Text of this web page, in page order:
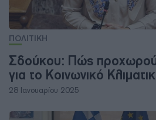
ΠΟΛΙΤΙΚΗ
Σδούκου: Πώς
για το Κοινωνικό
28 Ιανουαρίου 2025